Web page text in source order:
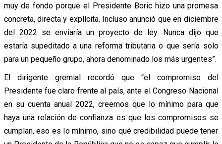
muy de fondo porque el Presidente Boric hizo una promesa
concreta, directa y explícita. Incluso anunció que en diciembre
del 2022 se enviaría un proyecto de ley. Nunca dijo que
estaría supeditado a una reforma tributaria o que sería solo
para un pequeño grupo, ahora denominado los más urgentes”.
El dirigente gremial recordó que “el compromiso del
Presidente fue claro frente al país, ante el Congreso Nacional
en su cuenta anual 2022, creemos que lo mínimo para que
haya una relación de confianza es que los compromisos se
cumplan, eso es lo mínimo, sino qué credibilidad puede tener